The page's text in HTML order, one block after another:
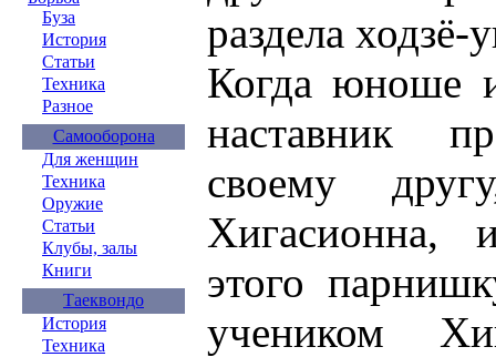
Буза
История
Статьи
Техника
Разное
Самооборона
Для женщин
Техника
Оружие
Статьи
Клубы, залы
Книги
Таеквондо
История
Техника
раздела ходзё-
Когда юноше
наставник
своему
Хигасионна,
этого
учеником